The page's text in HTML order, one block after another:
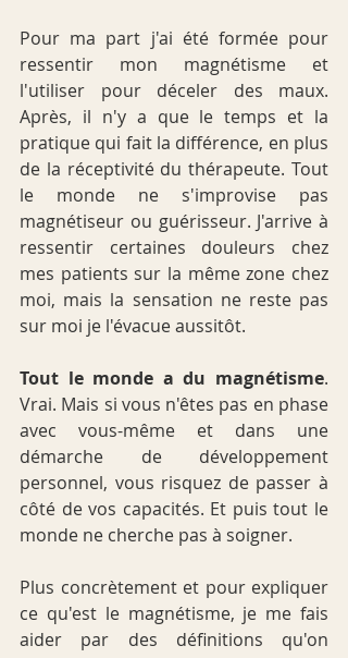
Pour ma part j'ai été formée pour
ressentir mon magnétisme et
l'utiliser pour déceler des maux.
Après, il n'y a que le temps et la
pratique qui fait la différence, en plus
de la réceptivité du thérapeute. Tout
le monde ne s'improvise pas
magnétiseur ou guérisseur. J'arrive à
ressentir certaines douleurs chez
mes patients sur la même zone chez
moi, mais la sensation ne reste pas
sur moi je l'évacue aussitôt.
Tout le monde a du magnétisme.
Vrai. Mais si vous n'êtes pas en phase
avec vous-même et dans une
démarche de développement
personnel, vous risquez de passer à
côté de vos capacités. Et puis tout le
monde ne cherche pas à soigner.
Plus concrètement et pour expliquer
ce qu'est le magnétisme, je me fais
aider par des définitions qu'on